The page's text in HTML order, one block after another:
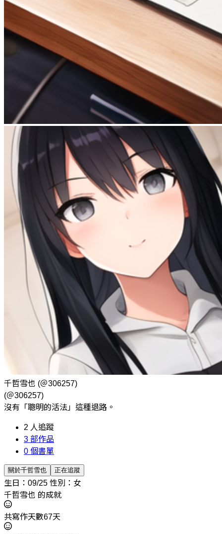
千哲雪也 (＠306257)
(＠306257)
沒有「聰明的活法」這種退路。
2 人追蹤
3 部作品
0 個書單
關於千哲雪也 正在追蹤
生日：09/25 性別：女
千哲雪也 的成就
共寫作天數67天